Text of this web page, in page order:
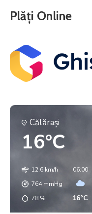
Plăți Online
Călăraşi
16°C
12.6 km/h
764mmHg
78 %
06:00
16°C